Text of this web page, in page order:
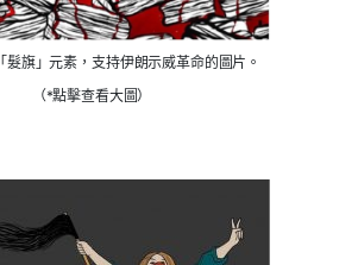
髮旗」元素，支持伊朗示威革命的圖片。
（*點擊查看大圖）